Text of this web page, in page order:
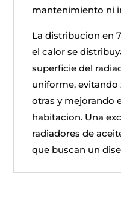
mantenimiento ni
La distribucion en
el calor se
superficie del
uniforme, evitando
otras y mejorando
habitacion. Una
radiadores de
que buscan un